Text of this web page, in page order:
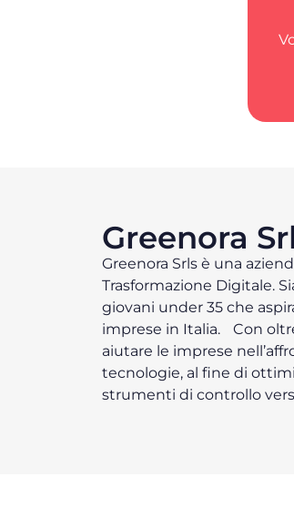
Greenora
Greenora Srls è una
Trasformazione Digitale.
giovani under 35 che
imprese in Italia. Con
aiutare le imprese
tecnologie, al fine di
strumenti di controllo